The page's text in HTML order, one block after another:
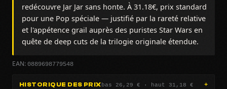
redécouvre Jar Jar sans honte. À 31.18€, prix standard
pour une Pop spéciale — justifié par la rareté relative
et l'appétence grail auprès des puristes Star Wars en
quête de deep cuts de la trilogie originale étendue.
EAN: 0889698779548
HISTORIQUE DES PRIXbas 26,29 € · haut 31,18 €